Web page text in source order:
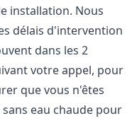
installation. Nous
délais d'intervention
dans les 2
votre appel, pour
que vous n'êtes
sans eau chaude pour